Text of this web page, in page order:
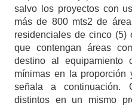
salvo los proyectos con
más de 800 mts2 de
residenciales de cinco (5)
que contengan áreas
destino al equipamiento
mínimas en la
señala a continuación.
distintos en un mismo